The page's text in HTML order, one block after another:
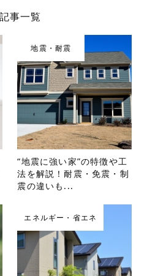
事一覧
地震・耐震
“地震に強い家”の特徴や工
法を解説！耐震・免震・制
震の違いも...
エネルギー・省エネ